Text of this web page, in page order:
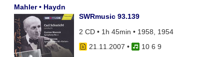
Mahler • Haydn
SWRmusic 93.139
2 CD • 1h 45min • 1958, 1954
21.11.2007 •
10 6 9